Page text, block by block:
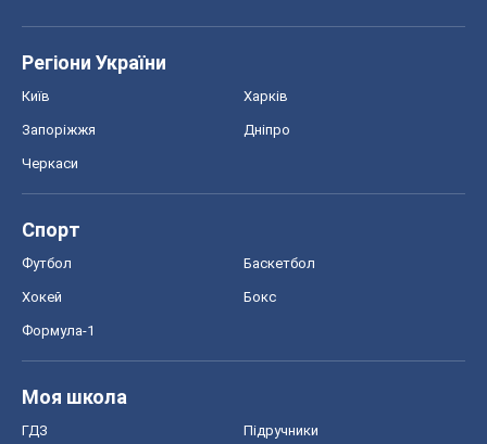
Регіони України
Київ Харків
Запоріжжя Дніпро
Черкаси
Спорт
Футбол Баскетбол
Хокей Бокс
Формула-1
Моя школа
ГДЗ Підручники